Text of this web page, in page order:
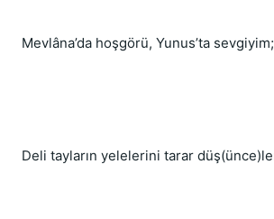
Mevlâna’da hoşgörü, Yunus’ta
Deli tayların yelelerini tarar